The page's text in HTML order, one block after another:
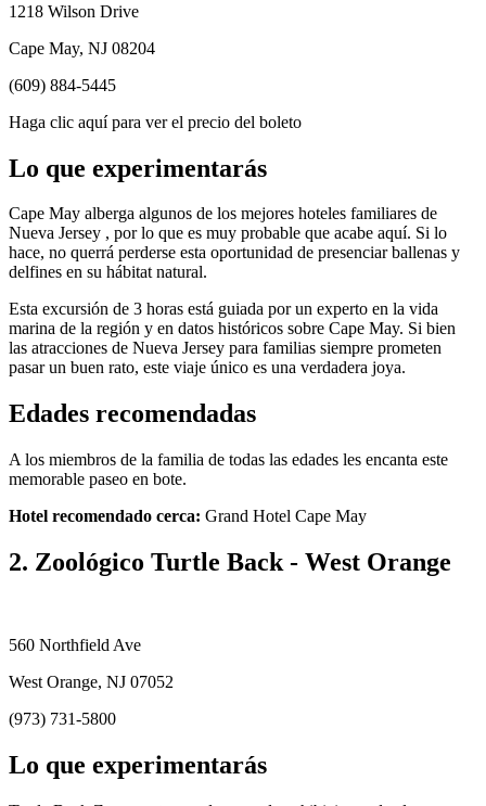
1218 Wilson Drive
Cape May, NJ 08204
(609) 884-5445
Haga clic aquí para ver el precio del boleto
Lo que experimentarás
Cape May alberga algunos de los mejores hoteles familiares de
Nueva Jersey , por lo que es muy probable que acabe aquí. Si lo
hace, no querrá perderse esta oportunidad de presenciar ballenas y
delfines en su hábitat natural.
Esta excursión de 3 horas está guiada por un experto en la vida
marina de la región y en datos históricos sobre Cape May. Si bien
las atracciones de Nueva Jersey para familias siempre prometen
pasar un buen rato, este viaje único es una verdadera joya.
Edades recomendadas
A los miembros de la familia de todas las edades les encanta este
memorable paseo en bote.
Hotel recomendado cerca: Grand Hotel Cape May
2. Zoológico Turtle Back - West Orange
560 Northfield Ave
West Orange, NJ 07052
(973) 731-5800
Lo que experimentarás